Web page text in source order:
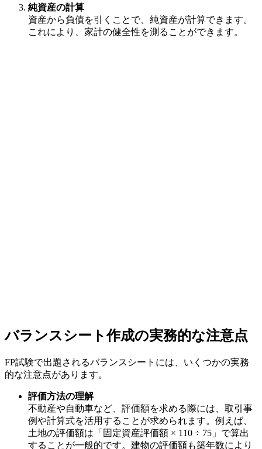
純資産の計算
資産から負債を引くことで、純資産が計算できます。
これにより、家計の健全性を測ることができます。
バランスシート作成の実務的な注意点
FP試験で出題されるバランスシートには、いくつかの実務
的な注意点があります。
評価方法の理解
不動産や自動車など、評価額を求める際には、取引事
例や計算式を活用することが求められます。例えば、
土地の評価額は「固定資産評価額 × 110 ÷ 75」で算出
することが一般的です。建物の評価額も築年数により